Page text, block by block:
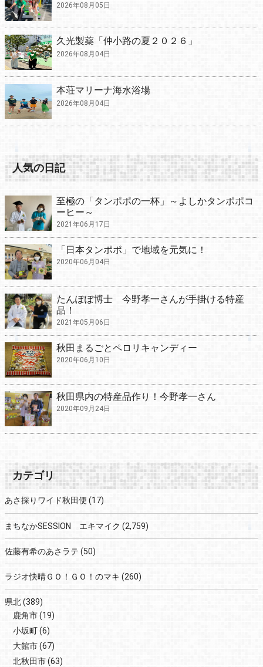
2026年08月05日
久光製薬「仲小路の夏２０２６」
2026年08月04日
本荘マリーナ海水浴場
2026年08月04日
人気の日記
至極の「タンポポの一杯」～よしかタンポポコ
ーヒー～
2021年06月17日
「日本タンポポ」で地域を元気に！
2020年06月04日
たんぽぽ博士 今野孝一さんが手掛ける特産
品！
2021年05月06日
秋田まるごとペロリキャンディー
2020年06月10日
秋田県内の特産品作り！今野孝一さん
2020年09月24日
カテゴリ
あさ採りワイド秋田便 (17)
まちなかSESSION エキマイク (2,759)
佐藤有希のあさラテ (50)
ラジオ快晴ＧＯ！ＧＯ！のマキ (260)
県北(389)
鹿角市(19)
小坂町(6)
大館市(67)
北秋田市(63)